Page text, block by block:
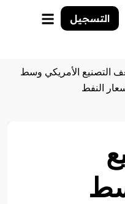
التسجيل
التصنيع الأمريكي وسط
النفط